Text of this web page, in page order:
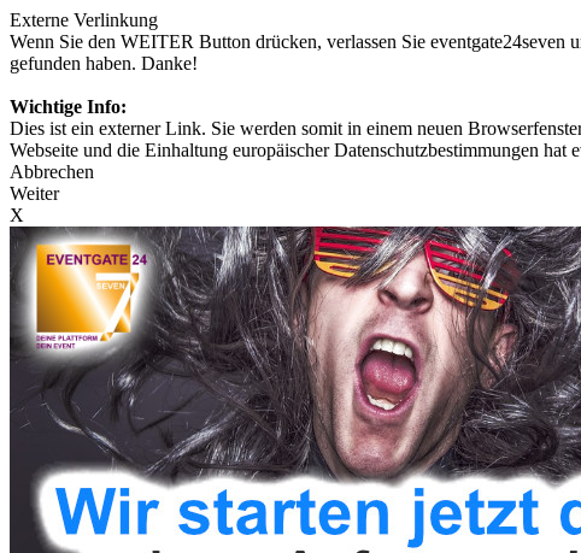
Externe Verlinkung
Wenn Sie den WEITER Button drücken, verlassen Sie eventgate24seven
gefunden haben. Danke!
Wichtige Info:
Dies ist ein externer Link. Sie werden somit in einem neuen
Webseite und die Einhaltung europäischer Datenschutzbestimmungen
Abbrechen
Weiter
X